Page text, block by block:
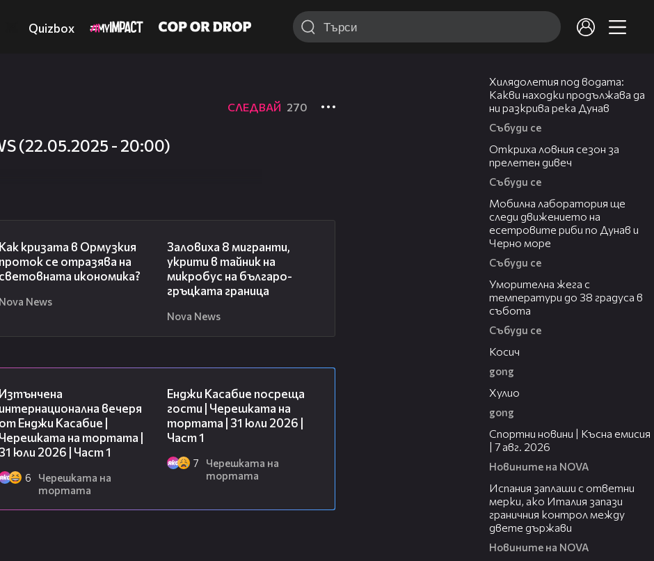
Quizbox
СЛЕДВАЙ 270
(22.05.2025 - 20:00)
Как кризата в Ормузкия
проток се отразява на
световната икономика?
Nova News
Заловиха 8 мигранти,
укрити в тайник на
микробус на българо-
гръцката граница
Nova News
Изтънчена
интернационална вечеря
от Енджи Касабие |
Черешката на тортата |
31 юли 2026 | Част 1
6
Черешката на
тортата
Енджи Касабие посреща
гости | Черешката на
тортата | 31 юли 2026 |
Част 1
7
Черешката на
тортата
Хилядолетия под водата:
Какви находки продължава да
ни разкрива река Дунав
Събуди се
Откриха ловния сезон за
прелетен дивеч
Събуди се
Мобилна лаборатория ще
следи движението на
есетровите риби по Дунав и
Черно море
Събуди се
Уморителна жега с
температури до 38 градуса в
събота
Събуди се
Косич
gong
Хулио
gong
Спортни новини | Късна емисия
| 7 авг. 2026
Новините на NOVA
Испания заплаши с ответни
мерки, ако Италия запази
граничния контрол между
двете държави
Новините на NOVA